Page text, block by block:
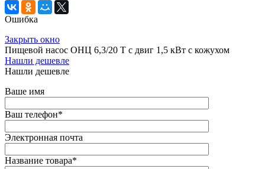
Ошибка
Закрыть окно
Пищевой насос ОНЦ 6,3/20 Т с двиг 1,5 кВт с кожухом
Нашли дешевле
Нашли дешевле
Ваше имя
Ваш телефон*
Электронная почта
Название товара*